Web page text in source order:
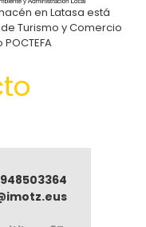
en Latasa está
Turismo y Comercio
948503364